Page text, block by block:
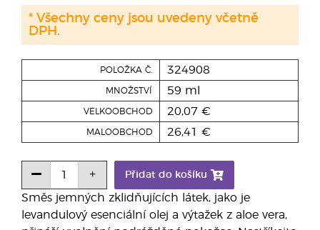
Směs jemných zklidňujících látek, jako je
levandulový esenciální olej a výtažek z aloe vera,
POLOŽKA Č. 324908
MNOŽSTVÍ 59 ml
VELKOOBCHOD 20,07 €
MALOOBCHOD 26,41 €
Přidat do košíku
* Všechny ceny jsou uvedeny včetně
DPH.